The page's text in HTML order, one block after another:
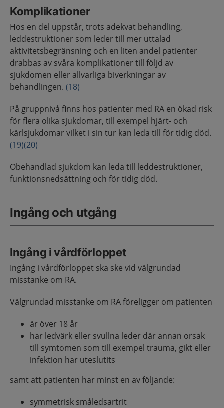
Komplikationer
Hos en del uppstår, trots adekvat behandling,
leddestruktioner som leder till mer uttalad
aktivitetsbegränsning och en liten andel patienter
drabbas av svåra komplikationer till följd av
sjukdomen eller allvarliga biverkningar av
behandlingen. (18)
På gruppnivå finns hos patienter med RA en ökad risk
för flera olika sjukdomar, till exempel hjärt- och
kärlsjukdomar vilket i sin tur kan leda till för tidig död.
(19)(20)
Obehandlad sjukdom kan leda till leddestruktioner,
funktionsnedsättning och för tidig död.
Ingång och utgång
Ingång i vårdförloppet
Ingång i vårdförloppet ska ske vid välgrundad
misstanke om RA.
Välgrundad misstanke om RA föreligger om patienten
är över 18 år
har ledvärk eller svullna leder där annan orsak
till symtomen som till exempel trauma, gikt eller
infektion har uteslutits
samt att patienten har minst en av följande:
symmetrisk småledsartrit